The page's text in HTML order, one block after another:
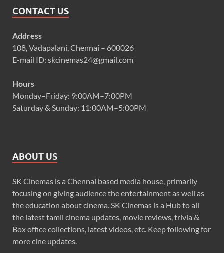
CONTACT US
Address
108, Vadapalani, Chennai – 600026
E-mail ID: skcinemas24@gmail.com
Hours
Monday–Friday: 9:00AM–7:00PM
Saturday & Sunday: 11:00AM–5:00PM
ABOUT US
SK Cinemas is a Chennai based media house, primarily
focusing on giving audience the entertainment as well as
the education about cinema. SK Cinemas is a Hub to all
the latest tamil cinema updates, movie reviews, trivia &
Box office collections, latest videos, etc. Keep following for
more cine updates.